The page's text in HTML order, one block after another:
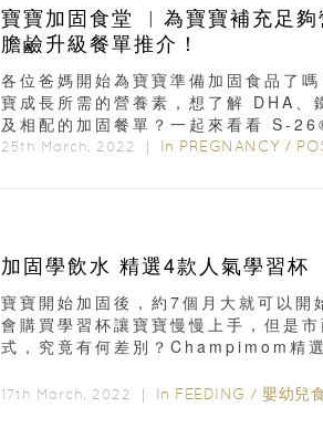
寶寶加固食堂 ︳為寶寶補充足夠
膽鹼升級餐單推介！
各位爸媽開始為寶寶準備加固食品了
寶成長所需的營養素，想了解 DHA、
及相配的加固餐單？一起來看看 S-
BÉABA®...
25th March, 2022 ｜ In PREGNANCY /
加固學飲水 精選4款人氣學習杯
寶寶開始加固後，約7個月大就可以開
會購買學習杯讓寶寶慢慢上手，但是
式，究竟有何差別？Champimom精
17th March, 2022 ｜ In FEEDING / 嬰幼兒